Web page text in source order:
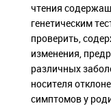
чтения
генетическим
проверить,
изменения,
различных
носителя
симптомов у